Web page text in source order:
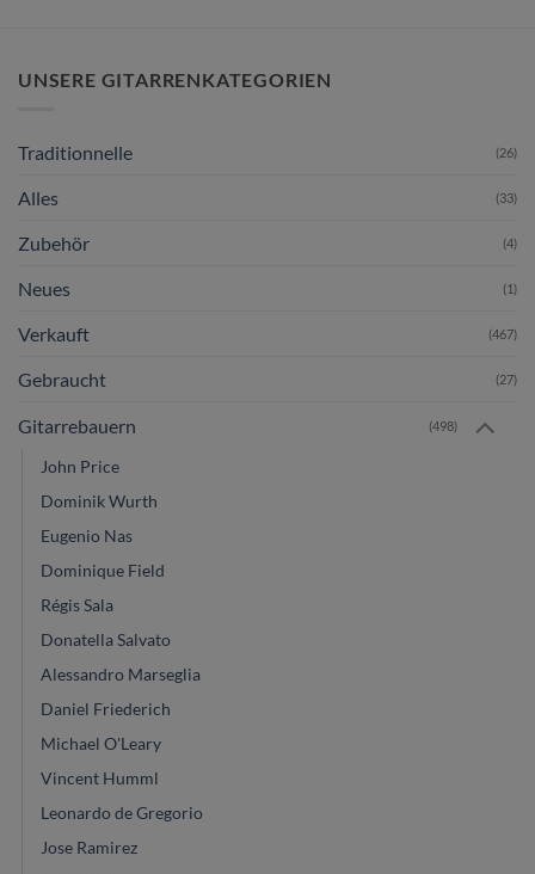
UNSERE GITARRENKATEGORIEN
Traditionnelle (26)
Alles (33)
Zubehör (4)
Neues (1)
Verkauft (467)
Gebraucht (27)
Gitarrebauern (498)
John Price
Dominik Wurth
Eugenio Nas
Dominique Field
Régis Sala
Donatella Salvato
Alessandro Marseglia
Daniel Friederich
Michael O'Leary
Vincent Humml
Leonardo de Gregorio
Jose Ramirez